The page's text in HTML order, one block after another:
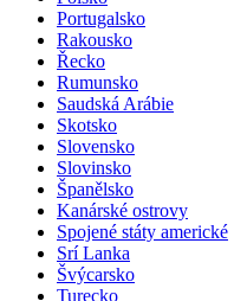
Portugalsko
Rakousko
Řecko
Rumunsko
Saudská Arábie
Skotsko
Slovensko
Slovinsko
Španělsko
Kanárské ostrovy
Spojené státy americké
Srí Lanka
Švýcarsko
Turecko